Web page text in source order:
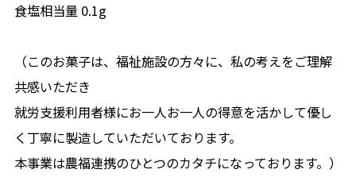
食塩相当量 0.1g
（このお菓子は、福祉施設の方々に、私の考えをご理解
共感いただき
就労支援利用者様にお一人お一人の得意を活かして優し
く丁寧に製造していただいております。
本事業は農福連携のひとつのカタチになっております。）